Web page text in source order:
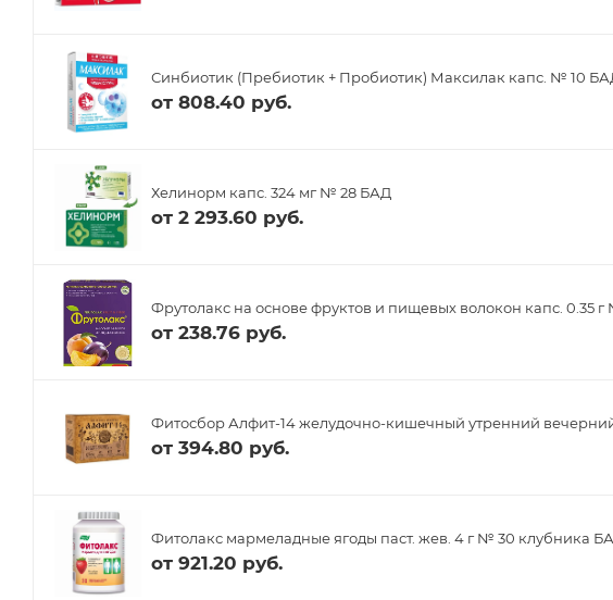
Синбиотик (Пребиотик + Пробиотик) Максилак капс. № 10
от 808.40 руб.
Хелинорм капс. 324 мг № 28 БАД
от 2 293.60 руб.
Фрутолакс на основе фруктов и пищевых волокон капс. 0.35
от 238.76 руб.
Фитосбор Алфит-14 желудочно-кишечный утренний
от 394.80 руб.
Фитолакс мармеладные ягоды паст. жев. 4 г № 30 клубника
от 921.20 руб.